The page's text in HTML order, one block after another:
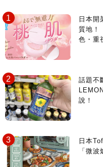
日本開
質地！
色・重
話題不
說！
日本
「微